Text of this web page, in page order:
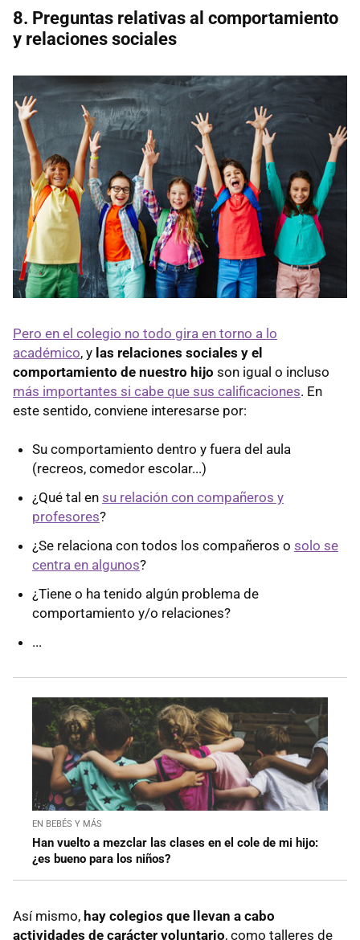
8. Preguntas relativas al comportamiento
y relaciones sociales
Pero en el colegio no todo gira en torno a lo
académico, y las relaciones sociales y el
comportamiento de nuestro hijo son igual o incluso
más importantes si cabe que sus calificaciones. En
este sentido, conviene interesarse por:
Su comportamiento dentro y fuera del aula
(recreos, comedor escolar...)
¿Qué tal en su relación con compañeros y
profesores?
¿Se relaciona con todos los compañeros o solo se
centra en algunos?
¿Tiene o ha tenido algún problema de
comportamiento y/o relaciones?
...
EN BEBÉS Y MÁS
Han vuelto a mezclar las clases en el cole de mi hijo:
¿es bueno para los niños?
Así mismo, hay colegios que llevan a cabo
actividades de carácter voluntario, como talleres de